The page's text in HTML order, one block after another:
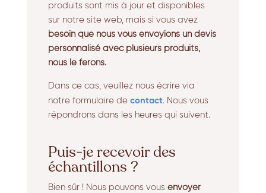
produits sont mis à jour et disponibles
sur notre site web, mais si vous avez
besoin que nous vous envoyions un devis
personnalisé avec plusieurs produits,
nous le ferons.
Dans ce cas, veuillez nous écrire via
notre formulaire de contact. Nous vous
répondrons dans les heures qui suivent.
Puis-je recevoir des
échantillons ?
Bien sûr ! Nous pouvons vous envoyer